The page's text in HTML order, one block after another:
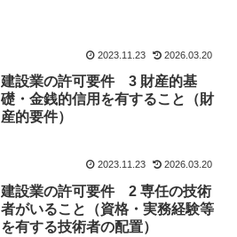
2023.11.23 2026.03.20
建設業の許可要件 3 財産的基
礎・金銭的信用を有すること（財
産的要件）
2023.11.23 2026.03.20
建設業の許可要件 2 専任の技術
者がいること（資格・実務経験等
を有する技術者の配置）